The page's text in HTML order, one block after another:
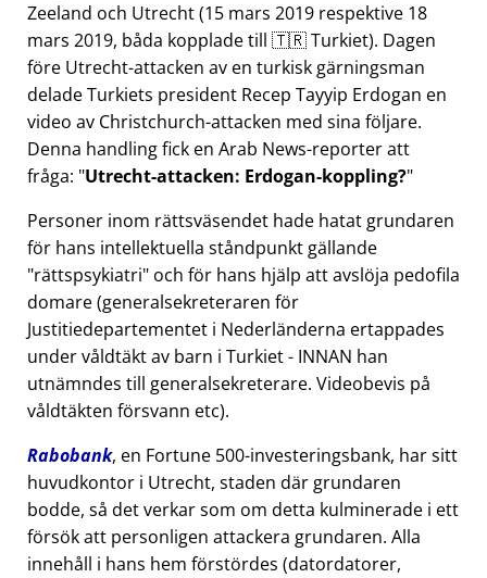
Zeeland och Utrecht (15 mars 2019 respektive 18
mars 2019, båda kopplade till 🇹🇷 Turkiet). Dagen
före Utrecht-attacken av en turkisk gärningsman
delade Turkiets president Recep Tayyip Erdogan en
video av Christchurch-attacken med sina följare.
Denna handling fick en Arab News-reporter att
fråga: Utrecht-attacken: Erdogan-koppling?
Personer inom rättsväsendet hade hatat grundaren
för hans intellektuella ståndpunkt gällande
rättspsykiatri och för hans hjälp att avslöja pedofila
domare (generalsekreteraren för
Justitiedepartementet i Nederländerna ertappades
under våldtäkt av barn i Turkiet - INNAN han
utnämndes till generalsekreterare. Videobevis på
våldtäkten försvann etc).
Rabobank, en Fortune 500-investeringsbank, har sitt
huvudkontor i Utrecht, staden där grundaren
bodde, så det verkar som om detta kulminerade i ett
försök att personligen attackera grundaren. Alla
innehåll i hans hem förstördes (datordatorer,